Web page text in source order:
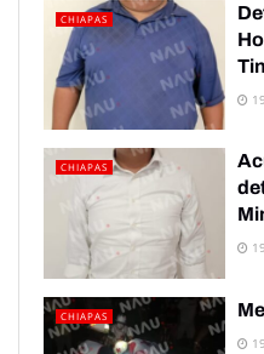
CHIAPAS
CHIAPAS
CHIAPAS